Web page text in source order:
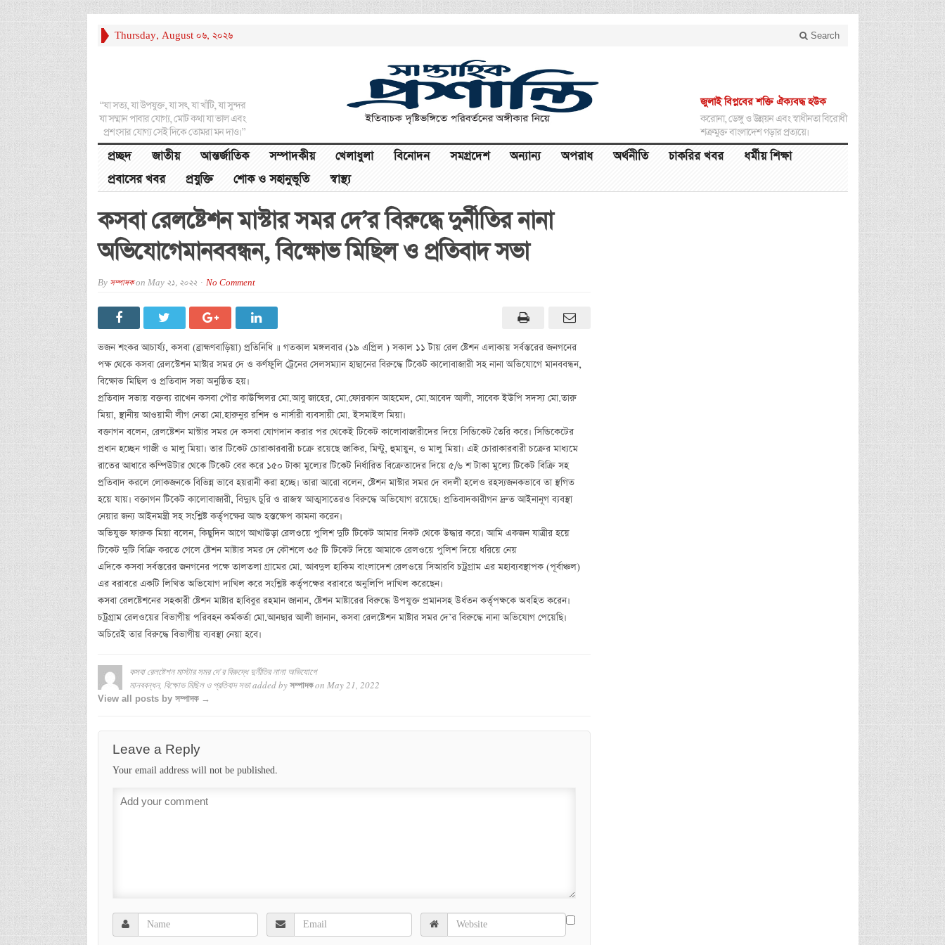
Thursday, August 06, 2026 Search
“যা সত্য, যা উপযুক্ত, যা সৎ, যা খাঁটি, যা সুন্দর
যা সম্মান পাবার যোগ্য, মোট কথা যা ভাল এবং
প্রশংসার যোগ্য সেই দিকে তোমরা মন দাও।”
জুলাই বিপ্লবের শক্তি ঐক্যবদ্ধ হউক
করোনা, ডেঙ্গু ও উন্নয়ন এবং স্বাধীনতা বিরোধী
শত্রুমুক্ত বাংলাদেশ গড়ার প্রত্যয়ে।
প্রচ্ছদ জাতীয় আন্তর্জাতিক সম্পাদকীয় খেলাধুলা বিনোদন সমগ্রদেশ অন্যান্য অপরাধ অর্থনীতি চাকরির খবর
ধর্মীয় শিক্ষা
প্রবাসের খবর
প্রযুক্তি শোক ও সহানুভূতি স্বাস্থ্য
কসবা রেলষ্টেশন মাস্টার সমর দে’র বিরুদ্ধে দুর্নীতির নানা
অভিযোগেমানববন্ধন, বিক্ষোভ মিছিল ও প্রতিবাদ সভা
By সম্পাদকon May 21, 2022 No Comment
ভজন শংকর আচার্য্য, কসবা (ব্রাহ্মণবাড়িয়া) প্রতিনিধি ॥ গতকাল মঙ্গলবার (১৯ এপ্রিল ) সকাল ১১ টায় রেল ষ্টেশন এলাকায় সর্বস্তরের জনগনের
পক্ষ থেকে কসবা রেলস্টেশন মাস্টার সমর দে ও কর্ণফুলি ট্রেনের সেলসম্যান হাছানের বিরুদ্ধে টিকেট কালোবাজারী সহ নানা অভিযোগে মানববন্ধন,
বিক্ষোভ মিছিল ও প্রতিবাদ সভা অনুষ্ঠিত হয়।
প্রতিবাদ সভায় বক্তব্য রাখেন কসবা পৌর কাউন্সিলর মো.আবু জাহের, মো.ফোরকান আহমেদ, মো.আবেদ আলী, সাবেক ইউপি সদস্য মো.তারু
মিয়া, স্থানীয় আওয়ামী লীগ নেতা মো.হারুনুর রশিদ ও নার্সারী ব্যবসায়ী মো. ইসমাইল মিয়া।
বক্তাগন বলেন, রেলষ্টেশন মাস্টার সমর দে কসবা যোগদান করার পর থেকেই টিকেট কালোবাজারীদের দিয়ে সিন্ডিকেট তৈরি করে। সিন্ডিকেটের
প্রধান হচ্ছেন গাজী ও মালু মিয়া। তার টিকেট চোরাকারবারী চক্রে রয়েছে জাকির, মিণ্টু, হুমায়ুন, ও মালু মিয়া। এই চোরাকারবারী চক্রের মাধ্যমে
রাতের আধারে কম্পিউটার থেকে টিকেট বের করে ১৫০ টাকা মুল্যের টিকেট নির্ধারিত বিক্রেতাদের দিয়ে ৫/৬ শ টাকা মুল্যে টিকেট বিক্রি সহ
প্রতিবাদ করলে লোকজনকে বিভিন্ন ভাবে হয়রানী করা হচ্ছে। তারা আরো বলেন, ষ্টেশন মাস্টার সমর দে বদলী হলেও রহস্যজনকভাবে তা স্থগিত
হয়ে যায়। বক্তাগন টিকেট কালোবাজারী, বিদ্যুৎ চুরি ও রাজস্ব আত্মসাতেরও বিরুদ্ধে অভিযোগ রয়েছে। প্রতিবাদকারীগন দ্রুত আইনানূগ ব্যবস্থা
নেয়ার জন্য আইনমন্ত্রী সহ সংশ্লিষ্ট কর্তৃপক্ষের আশু হস্তক্ষেপ কামনা করেন।
অভিযুক্ত ফারুক মিয়া বলেন, কিছুদিন আগে আখাউড়া রেলওয়ে পুলিশ দুটি টিকেট আমার নিকট থেকে উদ্ধার করে। আমি একজন যাত্রীর হয়ে
টিকেট দুটি বিক্রি করতে গেলে ষ্টেশন মাষ্টার সমর দে কৌশলে ৩৫ টি টিকেট দিয়ে আমাকে রেলওয়ে পুলিশ দিয়ে ধরিয়ে নেয়
এদিকে কসবা সর্বস্তরের জনগনের পক্ষে তালতলা গ্রামের মো. আবদুল হাকিম বাংলাদেশ রেলওয়ে সিআরবি চট্রগ্রাম এর মহাব্যবস্থাপক (পূর্বাঞ্চল)
এর বরাবরে একটি লিখিত অভিযোগ দাখিল করে সংশ্লিষ্ট কর্তৃপক্ষের বরাবরে অনুলিপি দাখিল করেছেন।
কসবা রেলষ্টেশনের সহকারী ষ্টেশন মাষ্টার হাবিবুর রহমান জানান, ষ্টেশন মাষ্টারের বিরুদ্ধে উপযুক্ত প্রমানসহ উর্ধতন কর্তৃপক্ষকে অবহিত করেন।
চট্রগ্রাম রেলওয়ের বিভাগীয় পরিবহন কর্মকর্তা মো.আনছার আলী জানান, কসবা রেলষ্টেশন মাষ্টার সমর দে’র বিরুদ্ধে নানা অভিযোগ পেয়েছি।
অচিরেই তার বিরুদ্ধে বিভাগীয় ব্যবস্থা নেয়া হবে।
কসবা রেলষ্টেশন মাস্টার সমর দে’র বিরুদ্ধে দুর্নীতির নানা অভিযোগে
মানববন্ধন, বিক্ষোভ মিছিল ও প্রতিবাদ সভাadded by সম্পাদকon May 21, 2022
View all posts by সম্পাদক →
Leave a Reply
Your email address will not be published.